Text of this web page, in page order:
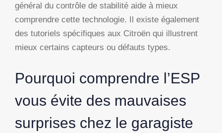
général du contrôle de stabilité aide à mieux
comprendre cette technologie. Il existe également
des tutoriels spécifiques aux Citroën qui illustrent
mieux certains capteurs ou défauts types.
Pourquoi comprendre l’ESP
vous évite des mauvaises
surprises chez le garagiste